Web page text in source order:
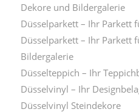
Dekore und Bildergalerie
Düsselparkett – Ihr Parkett
Düsselparkett – Ihr Parkett
Bildergalerie
Düsselteppich – Ihr
Düsselvinyl – Ihr
Düsselvinyl Steindekore